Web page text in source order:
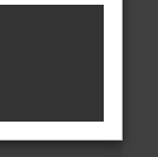
versucht
Du kannst
der